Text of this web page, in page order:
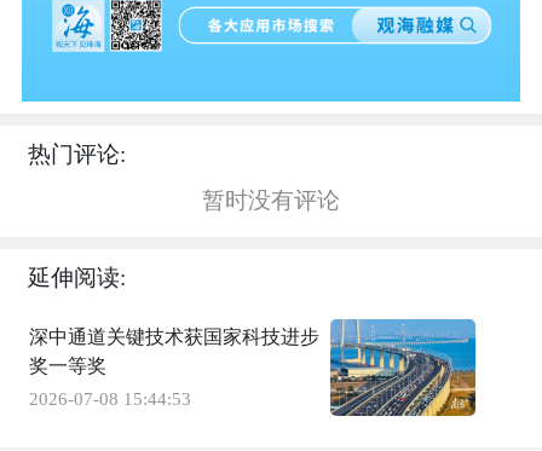
热门评论:
暂时没有评论
延伸阅读:
深中通道关键技术获国家科技进步
奖一等奖
2026-07-08 15:44:53